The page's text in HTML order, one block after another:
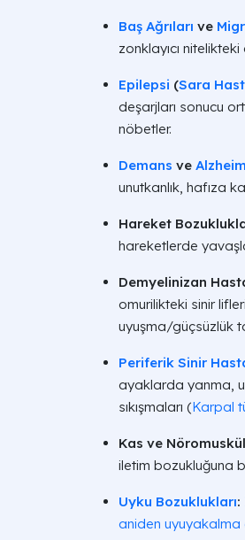
Baş Ağrıları ve
zonklayıcı nitelikteki
Epilepsi (Sara
deşarjları sonucu
nöbetler.
Demans ve
unutkanlık, hafıza
Hareket
hareketlerde
Demyelinizan
omurilikteki sinir
uyuşma/güçsüzlük
Periferik Sinir
ayaklarda yanma,
sıkışmaları (Karpal
Kas ve
iletim bozukluğuna
Uyku Bozuklukları:
aniden